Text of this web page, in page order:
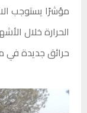
مؤشرًا يستوجب
الحرارة خلال
حرائق جديدة في